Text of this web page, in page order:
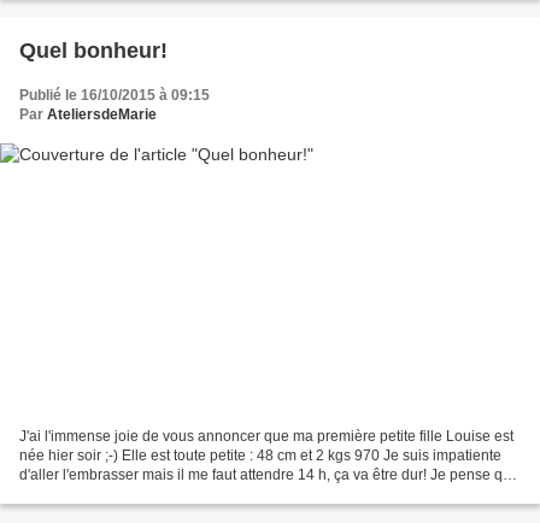
Quel bonheur!
Publié le 16/10/2015 à 09:15
Par AteliersdeMarie
J'ai l'immense joie de vous annoncer que ma première petite fille Louise est
née hier soir ;-) Elle est toute petite : 48 cm et 2 kgs 970 Je suis impatiente
d'aller l'embrasser mais il me faut attendre 14 h, ça va être dur! Je pense que